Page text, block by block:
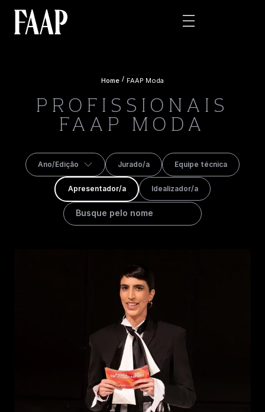
Home / FAAP Moda
PROFISSIONAIS
FAAP MODA
Ano/Edição Jurado/a Equipe técnica
Apresentador/a Idealizador/a